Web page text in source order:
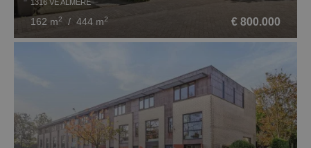
1316 VE ALMERE
162 m2 / 444 m2 € 800.000